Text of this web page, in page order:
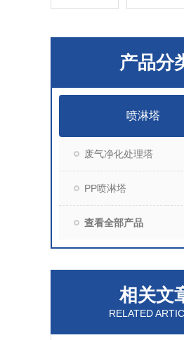
产品分
喷淋塔
废气净化处理塔
PP喷淋塔
查看全部产品
相关文
RELATED